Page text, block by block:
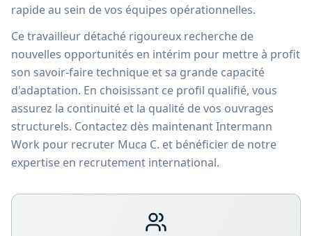
rapide au sein de vos équipes opérationnelles.
Ce travailleur détaché rigoureux recherche de
nouvelles opportunités en intérim pour mettre à profit
son savoir-faire technique et sa grande capacité
d'adaptation. En choisissant ce profil qualifié, vous
assurez la continuité et la qualité de vos ouvrages
structurels. Contactez dès maintenant Intermann
Work pour recruter Muca C. et bénéficier de notre
expertise en recrutement international.